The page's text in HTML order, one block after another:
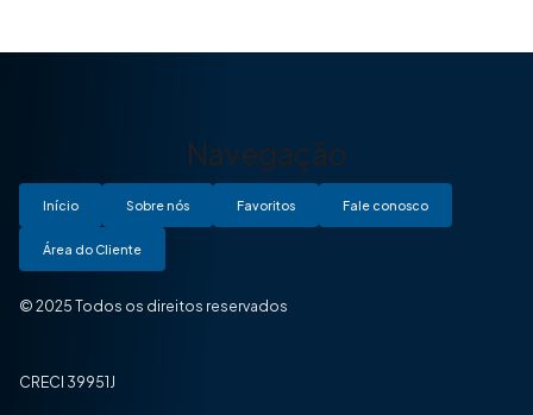
Navegação
Início Sobre nós Favoritos Fale conosco
Área do Cliente
© 2025 Todos os direitos reservados
CRECI 39951J